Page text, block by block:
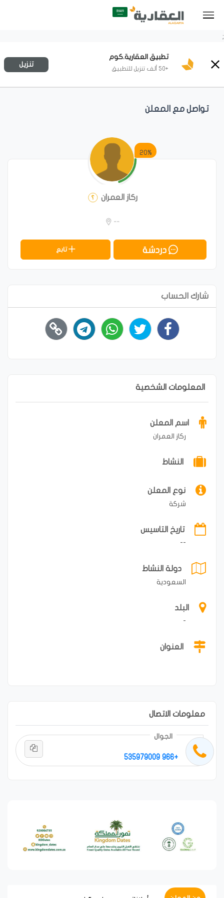
;
تطبيق العقارية.كوم
+50 ألف تنزيل للتطبيق
تنزيل
تواصل مع المعلن
20%
ركاز العمران
--
دردشة تابع
شارك الحساب
المعلومات الشخصية
اسم المعلن
ركاز العمران
النشاط
نوع المعلن
شركة
تاريخ التاسيس
--
دولة النشاط
السعودية
البلد
-
العنوان
معلومات الاتصال
+966 535979009
الجوال